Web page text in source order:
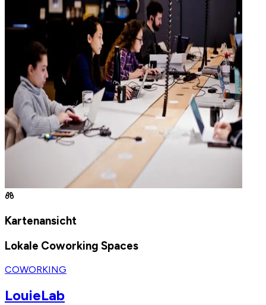
Kartenansicht
Lokale Coworking Spaces
COWORKING
LouieLab